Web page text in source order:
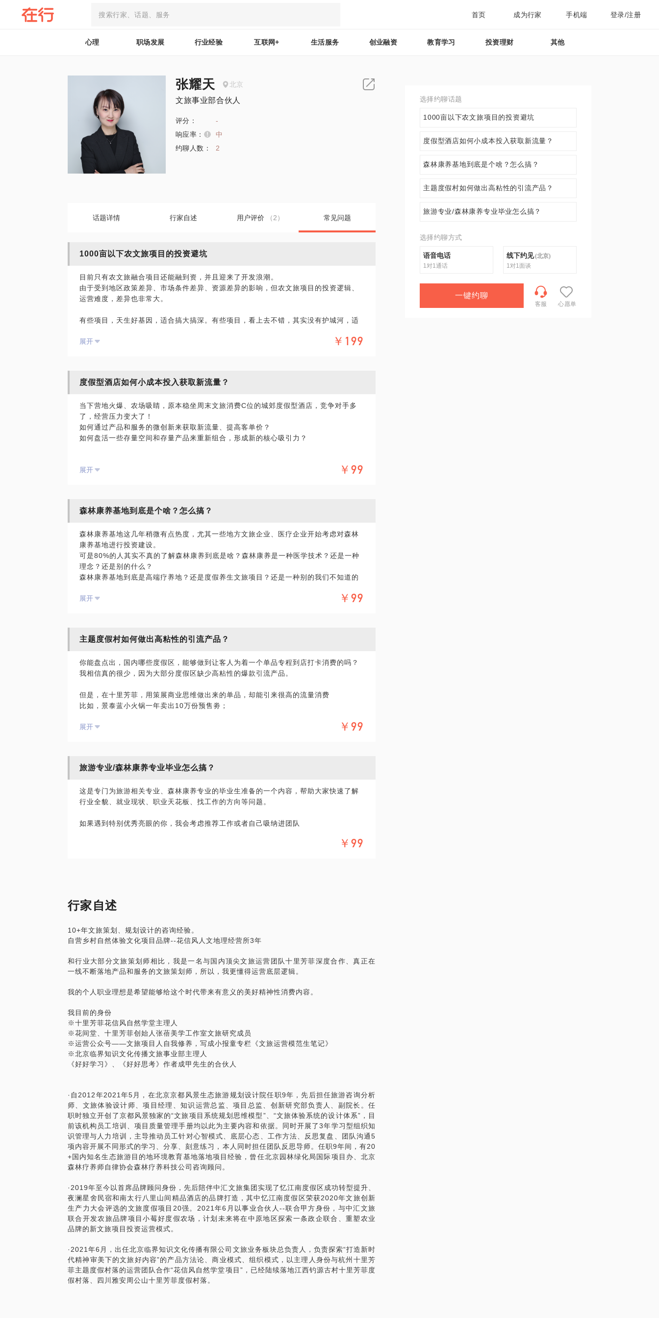
首页 成为行家 手机端 登录/注册
心理 职场发展 行业经验 互联网+ 生活服务 创业融资 教育学习 投资理财 其他
张耀天 北京
文旅事业部合伙人
评分：
-
响应率：
中
约聊人数：
2
话题详情 行家自述 用户评价 （2） 常见问题
1000亩以下农文旅项目的投资避坑
目前只有农文旅融合项目还能融到资，并且迎来了开发浪潮。
由于受到地区政策差异、市场条件差异、资源差异的影响，但农文旅项目的投资逻辑、
运营难度，差异也非常大。
有些项目，天生好基因，适合搞大搞深。有些项目，看上去不错，其实没有护城河，适
旅项目的策划、设计、运营，参与主导的项目有：十里芳菲钓源古村（井冈山干部学院
展开 ￥199
度假型酒店如何小成本投入获取新流量？
当下营地火爆、农场吸睛，原本稳坐周末文旅消费C位的城郊度假型酒店，竞争对手多
了，经营压力变大了！
如何通过产品和服务的微创新来获取新流量、提高客单价？
如何盘活一些存量空间和存量产品来重新组合，形成新的核心吸引力？
验。
展开 ￥99
森林康养基地到底是个啥？怎么搞？
森林康养基地这几年稍微有点热度，尤其一些地方文旅企业、医疗企业开始考虑对森林
康养基地进行投资建设。
可是80%的人其实不真的了解森林康养到底是啥？森林康养是一种医学技术？还是一种
理念？还是别的什么？
森林康养基地到底是高端疗养地？还是度假养生文旅项目？还是一种别的我们不知道的
目，还参与过数10个政府财政投建的公益型森林康养基地项目，深入了解其中的运作思
法的理论学习与案例实践，对于什么样的康养型文旅项目最有投资价值，我有自己的独
家看见。
来和我聊聊吧，我帮你把森林康养领域的基础信息都可以扫盲一遍。
展开 ￥99
主题度假村如何做出高粘性的引流产品？
你能盘点出，国内哪些度假区，能够做到让客人为着一个单品专程到店打卡消费的吗？
我相信真的很少，因为大部分度假区缺少高粘性的爆款引流产品。
但是，在十里芳菲，用策展商业思维做出来的单品，却能引来很高的流量消费
比如，景泰蓝小火锅一年卖出10万份预售劵；
一份普通下午茶，可以让城里的闺蜜团周周来美拍
做为十里芳菲的运营合作伙伴，我能够为你独家解读背后的流量密码。
让我告诉你如何低成本、快速、孵化出自己的品牌引流单品
展开 ￥99
旅游专业/森林康养专业毕业怎么搞？
这是专门为旅游相关专业、森林康养专业的毕业生准备的一个内容，帮助大家快速了解
行业全貌、就业现状、职业天花板、找工作的方向等问题。
如果遇到特别优秀亮眼的你，我会考虑推荐工作或者自己吸纳进团队
￥99
行家自述
10+年文旅策划、规划设计的咨询经验。
自营乡村自然体验文化项目品牌--花信风人文地理经营所3年
和行业大部分文旅策划师相比，我是一名与国内顶尖文旅运营团队十里芳菲深度合作、真正在
一线不断落地产品和服务的文旅策划师，所以，我更懂得运营底层逻辑。
我的个人职业理想是希望能够给这个时代带来有意义的美好精神性消费内容。
我目前的身份
※十里芳菲花信风自然学堂主理人
※花间堂、十里芳菲创始人张蓓美学工作室文旅研究成员
※运营公众号——文旅项目人自我修养，写成小报童专栏《文旅运营模范生笔记》
※北京临界知识文化传播文旅事业部主理人
《好好学习》、《好好思考》作者成甲先生的合伙人
·自2012年2021年5月，在北京京都风景生态旅游规划设计院任职9年，先后担任旅游咨询分析
师、文旅体验设计师、项目经理、知识运营总监、项目总监、创新研究部负责人、副院长。任
职时独立开创了京都风景独家的“文旅项目系统规划思维模型”、“文旅体验系统的设计体系”，目
前该机构员工培训、项目质量管理手册均以此为主要内容和依据。同时开展了3年学习型组织知
识管理与人力培训，主导推动员工针对心智模式、底层心态、工作方法、反思复盘、团队沟通5
项内容开展不同形式的学习、分享、刻意练习，本人同时担任团队反思导师。任职9年间，有20
+国内知名生态旅游目的地环境教育基地落地项目经验，曾任北京园林绿化局国际项目办、北京
森林疗养师自律协会森林疗养科技公司咨询顾问。
·2019年至今以首席品牌顾问身份，先后陪伴中汇文旅集团实现了忆江南度假区成功转型提升、
夜澜星舍民宿和南太行八里山间精品酒店的品牌打造，其中忆江南度假区荣获2020年文旅创新
生产力大会评选的文旅度假项目20强。2021年6月以事业合伙人--联合甲方身份，与中汇文旅
联合开发农旅品牌项目小莓好度假农场，计划未来将在中原地区探索一条政企联合、重塑农业
品牌的新文旅项目投资运营模式。
·2021年6月，出任北京临界知识文化传播有限公司文旅业务板块总负责人，负责探索“打造新时
代精神审美下的文旅好内容”的产品方法论、商业模式、组织模式，以主理人身份与杭州十里芳
菲主题度假村落的运营团队合作“花信风自然学堂项目”，已经陆续落地江西钓源古村十里芳菲度
假村落、四川雅安周公山十里芳菲度假村落。
选择约聊话题
1000亩以下农文旅项目的投资避坑
度假型酒店如何小成本投入获取新流量？
森林康养基地到底是个啥？怎么搞？
主题度假村如何做出高粘性的引流产品？
旅游专业/森林康养专业毕业怎么搞？
选择约聊方式
语音电话
1对1通话
线下约见(北京)
1对1面谈
一键约聊
客服 心愿单